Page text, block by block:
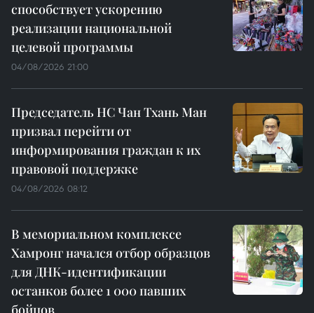
способствует ускорению
реализации национальной
целевой программы
04/08/2026 21:00
Председатель НС Чан Тхань Ман
призвал перейти от
информирования граждан к их
правовой поддержке
04/08/2026 08:12
В мемориальном комплексе
Хамронг начался отбор образцов
для ДНК-идентификации
останков более 1 000 павших